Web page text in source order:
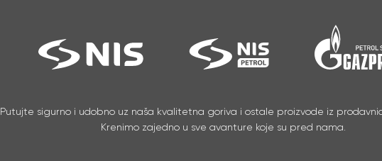
Putujte sigurno i udobno uz naša kvalitetna goriva i ostale proizvode iz
Krenimo zajedno u sve avanture koje su pred nama.